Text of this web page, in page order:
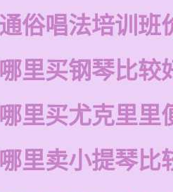
俗唱法培训班
里买钢琴比较
里买尤克里里
里卖小提琴比